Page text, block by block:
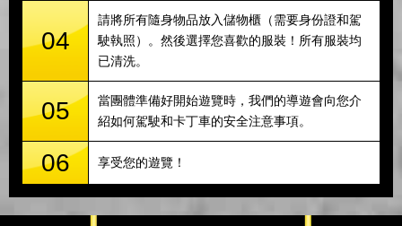
04
請將所有隨身物品放入儲物櫃（需要身份證和駕
駛執照）。然後選擇您喜歡的服裝！所有服裝均
已清洗。
05
當團體準備好開始遊覽時，我們的導遊會向您介
紹如何駕駛和卡丁車的安全注意事項。
06 享受您的遊覽！